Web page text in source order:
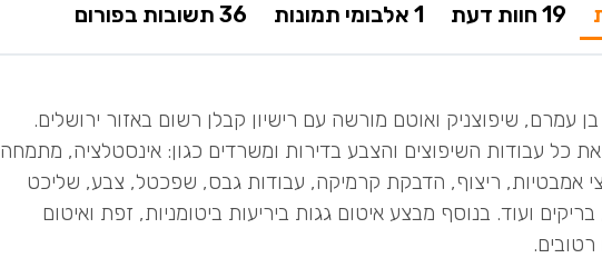
19 חוות דעת 1 אלבומי תמונות 36 תשובות בפורום
בן עמרם, שיפוצניק ואוטם מורשה עם רישיון קבלן רשום באזור ירושלים.
כל עבודות השיפוצים והצבע בדירות ומשרדים כגון: אינסטלציה, מתמחה
אמבטיות, ריצוף, הדבקת קרמיקה, עבודות גבס, שפכטל, צבע, שליכט
בריקים ועוד. בנוסף מבצע איטום גגות ביריעות ביטומניות, זפת ואיטום